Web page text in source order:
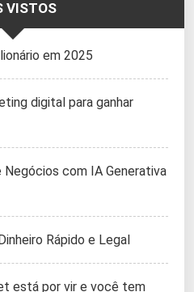
VISTOS
em 2025
digital para ganhar
com IA Generativa
Rápido e Legal
está por vir e você tem